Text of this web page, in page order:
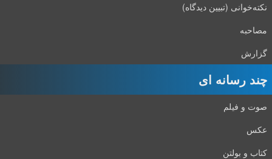
نکته‌خوانی (تبیین دیدگاه)
مصاحبه
گزارش
چند رسانه ای
صوت و فیلم
عکس
کتاب و بولتن